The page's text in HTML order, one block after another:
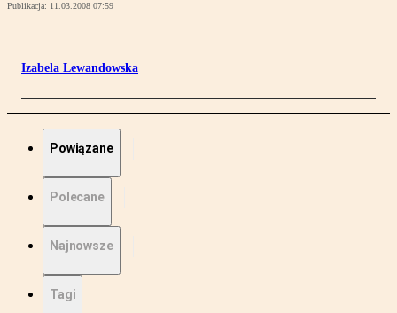
Publikacja: 11.03.2008 07:59
Izabela Lewandowska
Powiązane
Polecane
Najnowsze
Tagi